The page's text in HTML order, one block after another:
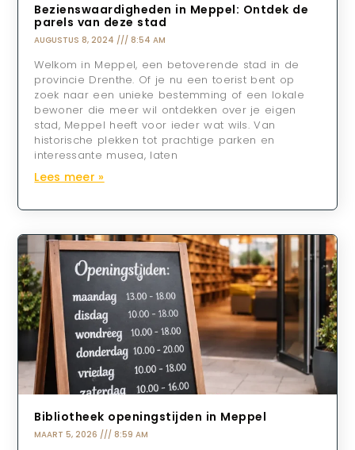
Bezienswaardigheden in Meppel: Ontdek de
parels van deze stad
AUGUSTUS 8, 2024 8:54 AM
Welkom in Meppel, een betoverende stad in de
provincie Drenthe. Of je nu een toerist bent op
zoek naar een unieke bestemming of een lokale
bewoner die meer wil ontdekken over je eigen
stad, Meppel heeft voor ieder wat wils. Van
historische plekken tot prachtige parken en
interessante musea, laten
Lees meer »
Bibliotheek openingstijden in Meppel
MAART 5, 2026 8:59 AM